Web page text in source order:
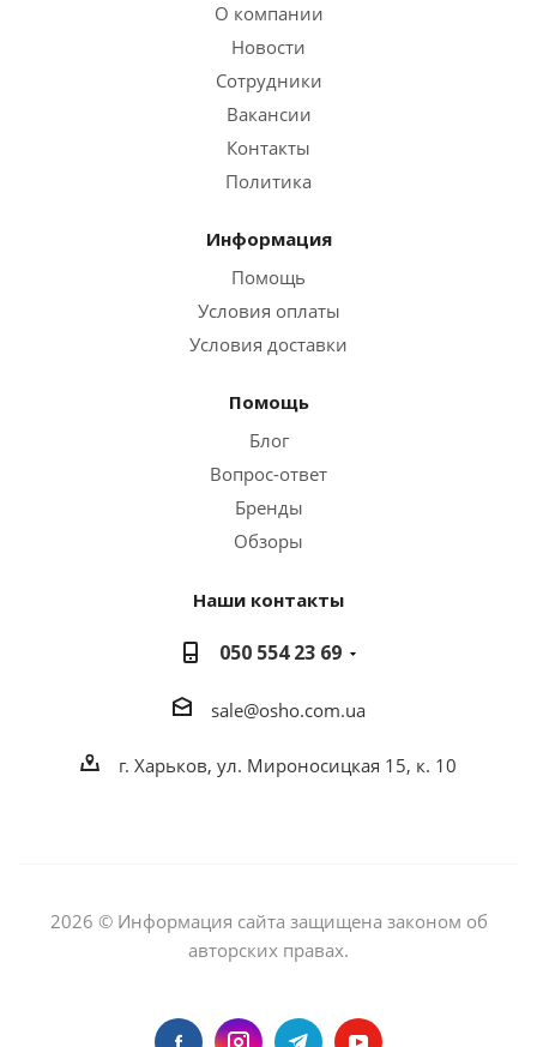
О компании
Новости
Сотрудники
Вакансии
Контакты
Политика
Информация
Помощь
Условия оплаты
Условия доставки
Помощь
Блог
Вопрос-ответ
Бренды
Обзоры
Наши контакты
050 554 23 69
sale@osho.com.ua
г. Харьков, ул. Мироносицкая 15, к. 10
2026 © Информация сайта защищена законом об
авторских правах.